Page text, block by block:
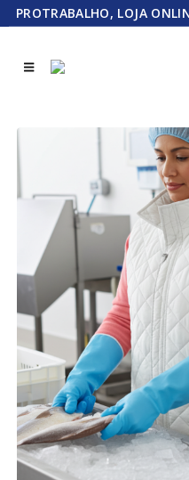
PROTRABALHO, LOJA